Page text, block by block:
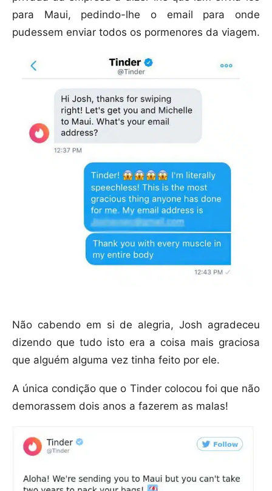
para Maui, pedindo-lhe o email para onde
pudessem enviar todos os pormenores da viagem.
Não cabendo em si de alegria, Josh agradeceu
dizendo que tudo isto era a coisa mais graciosa
que alguém alguma vez tinha feito por ele.
A única condição que o Tinder colocou foi que não
demorassem dois anos a fazerem as malas!